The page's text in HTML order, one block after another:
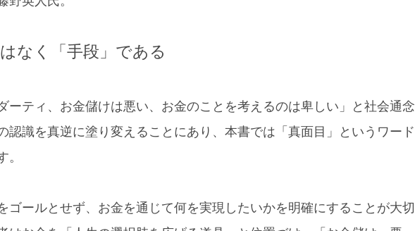
なく「手段」である
ーティ、お金儲けは悪い、お金のことを考えるのは卑しい」と社会通念
認識を真逆に塗り変えることにあり、本書では「真面目」というワード
。
ゴールとせず、お金を通じて何を実現したいかを明確にすることが大切